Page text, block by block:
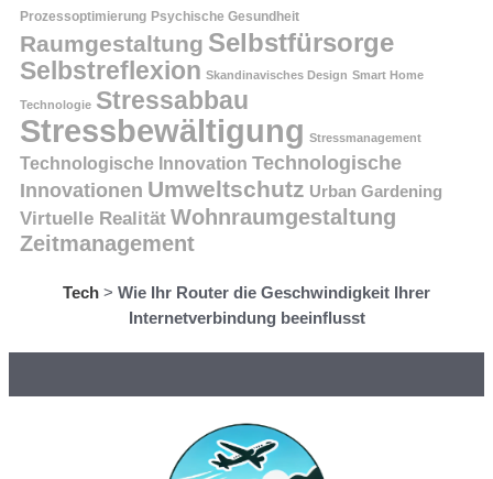
Prozessoptimierung Psychische Gesundheit
Raumgestaltung Selbstfürsorge
Selbstreflexion Skandinavisches Design Smart Home
Technologie Stressabbau
Stressbewältigung Stressmanagement
Technologische Innovation Technologische
Innovationen Umweltschutz Urban Gardening
Virtuelle Realität Wohnraumgestaltung
Zeitmanagement
Tech > Wie Ihr Router die Geschwindigkeit Ihrer
Internetverbindung beeinflusst